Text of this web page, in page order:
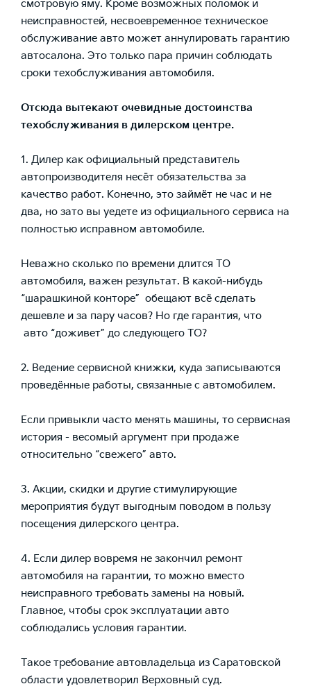
смотровую яму. Кроме возможных поломок и
неисправностей, несвоевременное техническое
обслуживание авто может аннулировать гарантию
автосалона. Это только пара причин соблюдать
сроки техобслуживания автомобиля.
Отсюда вытекают очевидные достоинства
техобслуживания в дилерском центре.
1. Дилер как официальный представитель
автопроизводителя несёт обязательства за
качество работ. Конечно, это займёт не час и не
два, но зато вы уедете из официального сервиса на
полностью исправном автомобиле.
Неважно сколько по времени длится ТО
автомобиля, важен результат. В какой-нибудь
“шарашкиной конторе” обещают всё сделать
дешевле и за пару часов? Но где гарантия, что
авто “доживет” до следующего ТО?
2. Ведение сервисной книжки, куда записываются
проведённые работы, связанные с автомобилем.
Если привыкли часто менять машины, то сервисная
история - весомый аргумент при продаже
относительно “свежего” авто.
3. Акции, скидки и другие стимулирующие
мероприятия будут выгодным поводом в пользу
посещения дилерского центра.
4. Если дилер вовремя не закончил ремонт
автомобиля на гарантии, то можно вместо
неисправного требовать замены на новый.
Главное, чтобы срок эксплуатации авто
соблюдались условия гарантии.
Такое требование автовладельца из Саратовской
области удовлетворил Верховный суд.